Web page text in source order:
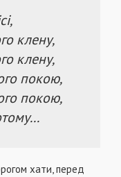
клену,
клену,
покою,
покою,
хати, перед